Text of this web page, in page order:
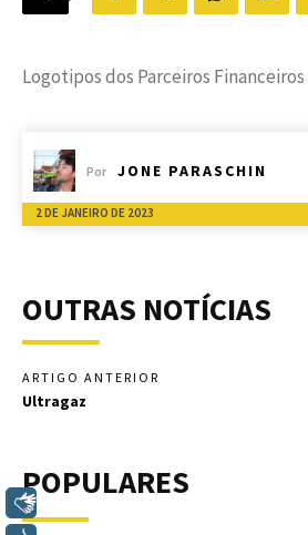
Logotipos dos Parceiros Financeiros
Por JONE PARASCHIN
2 DE JANEIRO DE 2023
OUTRAS NOTÍCIAS
ARTIGO ANTERIOR
Ultragaz
POPULARES